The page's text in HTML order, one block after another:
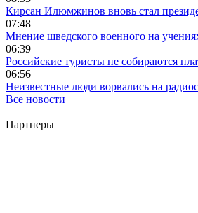
Кирсан Илюмжинов вновь стал
07:48
Мнение шведского военного на
06:39
Российские туристы не собираются
06:56
Неизвестные люди ворвались на
Все новости
Партнеры